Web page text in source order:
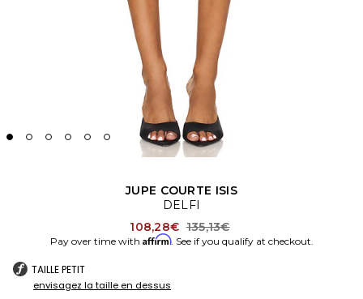
JUPE COURTE ISIS
DELFI
108,28€ Previous price:
135,13€
Pay over time with Affirm. See if you qualify at checkout.
TAILLE PETIT
envisagez la taille en dessus